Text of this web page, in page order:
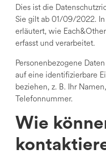
Dies ist die
Sie gilt ab 01/09/2022.
erläutert, wie
erfasst und verarbeitet.
Personenbezogene
auf eine identifizierbare
beziehen, z. B. Ihr
Telefonnummer.
Wie